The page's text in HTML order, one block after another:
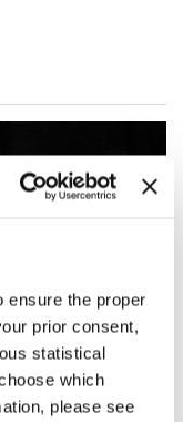
ensure the proper
prior consent,
statistical
which
please see